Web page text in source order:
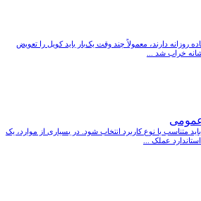
روزانه دارند، معمولاً چند وقت یک‌بار باید کویل را تعویض
خراب شد ...
متناسب با نوع کاربرد انتخاب شود. در بسیاری از موارد، یک
عملک ...